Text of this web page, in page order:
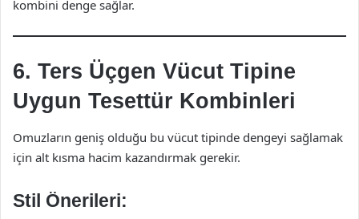
kombini denge sağlar.
6. Ters Üçgen Vücut Tipine
Uygun Tesettür Kombinleri
Omuzların geniş olduğu bu vücut tipinde dengeyi sağlamak
için alt kısma hacim kazandırmak gerekir.
Stil Önerileri: